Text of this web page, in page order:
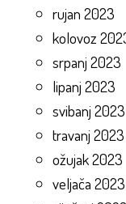
rujan 2023
kolovoz
srpanj 2023
lipanj 2023
svibanj 2023
travanj 2023
ožujak 2023
veljača 2023